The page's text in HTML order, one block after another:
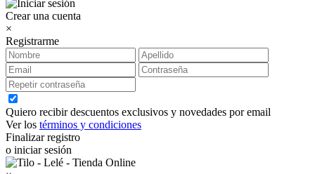
Crear una cuenta
×
Registrarme
Quiero recibir descuentos exclusivos y novedades por email
Ver los términos y condiciones
Finalizar registro
o iniciar sesión